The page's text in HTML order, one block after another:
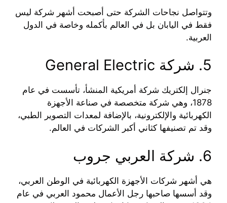
وتتواصل نجاحات الشركة حتى أصبحت أشهر شركة ليس
فقط في اليابان بل في العالم بأكمله وخاصة في الدول
العربية.
5. شركة General Electric
جنرال إلكتريك شركة أمريكية المنشأ، تأسست في عام
1878، وهي شركة متخصصة في صناعة الأجهزة
الكهربائية والإلكترونية، بالإضافة لمعدات التصوير الطبي،
وقد تم تصنيفها كثاني أكبر الشركات في العالم.
6. شركة العربي جروب
هي أشهر شركات الأجهزة الكهربائية في الوطن العربي،
وقد أسسها صاحبها رجل الأعمال محمود العربي في عام